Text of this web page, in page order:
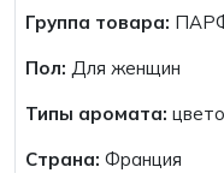
Группа товара:
Пол: Для женщин
Типы аромата:
Страна: Франция